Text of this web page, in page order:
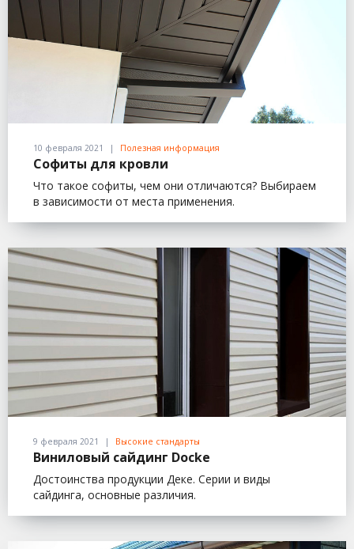
10 февраля 2021 Полезная информация
Софиты для кровли
Что такое софиты, чем они отличаются? Выбираем
в зависимости от места применения.
9 февраля 2021 Высокие стандарты
Виниловый сайдинг Docke
Достоинства продукции Деке. Серии и виды
сайдинга, основные различия.